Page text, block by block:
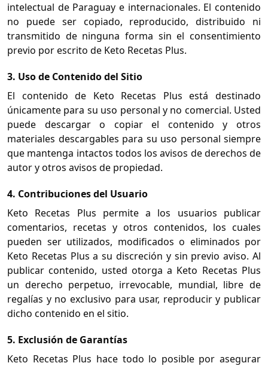
intelectual de Paraguay e internacionales. El contenido
no puede ser copiado, reproducido, distribuido ni
transmitido de ninguna forma sin el consentimiento
previo por escrito de Keto Recetas Plus.
3. Uso de Contenido del Sitio
El contenido de Keto Recetas Plus está destinado
únicamente para su uso personal y no comercial. Usted
puede descargar o copiar el contenido y otros
materiales descargables para su uso personal siempre
que mantenga intactos todos los avisos de derechos de
autor y otros avisos de propiedad.
4. Contribuciones del Usuario
Keto Recetas Plus permite a los usuarios publicar
comentarios, recetas y otros contenidos, los cuales
pueden ser utilizados, modificados o eliminados por
Keto Recetas Plus a su discreción y sin previo aviso. Al
publicar contenido, usted otorga a Keto Recetas Plus
un derecho perpetuo, irrevocable, mundial, libre de
regalías y no exclusivo para usar, reproducir y publicar
dicho contenido en el sitio.
5. Exclusión de Garantías
Keto Recetas Plus hace todo lo posible por asegurar